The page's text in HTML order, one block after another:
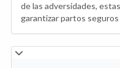
de las adversidades,
garantizar partos seguros